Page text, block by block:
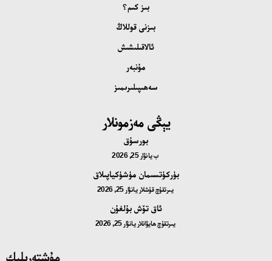
بىز كىم؟
بىزنى قوللاڭ
ئالاقىلىشىش
مۇنبەر
سەھىپىلىرىمىز
يېڭى مەزمونلار
بورسۇق
بيانۋار 25, 2026
بۈركۈتسىمان مۈشۈكياپىلاق
يىرتقۇچ قۇشلار يانۋار 25, 2026
ئاق تۆش بۇلغۇن
يىرتقۇچ ھايۋانلار يانۋار 25, 2026
مۇشتەرىلىك